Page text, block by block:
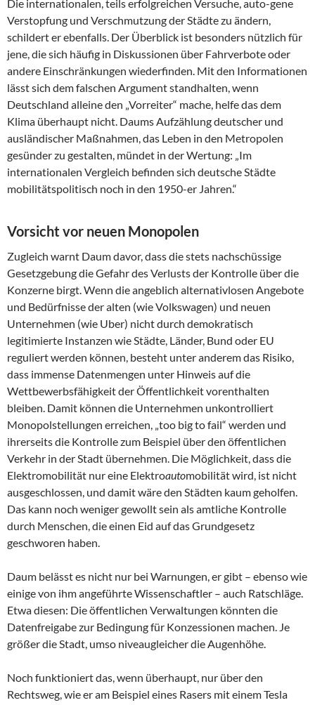
Die internationalen, teils erfolgreichen Versuche, auto-gene
Verstopfung und Verschmutzung der Städte zu ändern,
schildert er ebenfalls. Der Überblick ist besonders nützlich für
jene, die sich häufig in Diskussionen über Fahrverbote oder
andere Einschränkungen wiederfinden. Mit den Informationen
lässt sich dem falschen Argument standhalten, wenn
Deutschland alleine den „Vorreiter“ mache, helfe das dem
Klima überhaupt nicht. Daums Aufzählung deutscher und
ausländischer Maßnahmen, das Leben in den Metropolen
gesünder zu gestalten, mündet in der Wertung: „Im
internationalen Vergleich befinden sich deutsche Städte
mobilitätspolitisch noch in den 1950-er Jahren.“
Vorsicht vor neuen Monopolen
Zugleich warnt Daum davor, dass die stets nachschüssige
Gesetzgebung die Gefahr des Verlusts der Kontrolle über die
Konzerne birgt. Wenn die angeblich alternativlosen Angebote
und Bedürfnisse der alten (wie Volkswagen) und neuen
Unternehmen (wie Uber) nicht durch demokratisch
legitimierte Instanzen wie Städte, Länder, Bund oder EU
reguliert werden können, besteht unter anderem das Risiko,
dass immense Datenmengen unter Hinweis auf die
Wettbewerbsfähigkeit der Öffentlichkeit vorenthalten
bleiben. Damit können die Unternehmen unkontrolliert
Monopolstellungen erreichen, „too big to fail“ werden und
ihrerseits die Kontrolle zum Beispiel über den öffentlichen
Verkehr in der Stadt übernehmen. Die Möglichkeit, dass die
Elektromobilität nur eine Elektroautomobilität wird, ist nicht
ausgeschlossen, und damit wäre den Städten kaum geholfen.
Das kann noch weniger gewollt sein als amtliche Kontrolle
durch Menschen, die einen Eid auf das Grundgesetz
geschworen haben.
Daum belässt es nicht nur bei Warnungen, er gibt – ebenso wie
einige von ihm angeführte Wissenschaftler – auch Ratschläge.
Etwa diesen: Die öffentlichen Verwaltungen könnten die
Datenfreigabe zur Bedingung für Konzessionen machen. Je
größer die Stadt, umso niveaugleicher die Augenhöhe.
Noch funktioniert das, wenn überhaupt, nur über den
Rechtsweg, wie er am Beispiel eines Rasers mit einem Tesla